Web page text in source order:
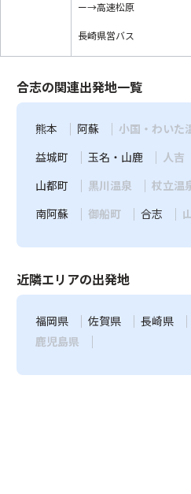
ー→高速松原
長崎県営バス
合志の関連出発地一覧
熊本 阿蘇 小国・わいた
益城町 玉名・山鹿 人吉
山都町 黒川温泉 杖立温
南阿蘇 御船町 合志
近隣エリアの出発地
福岡県 佐賀県 長崎県
鹿児島県